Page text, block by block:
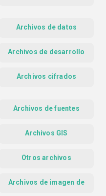
Archivos de datos
Archivos de desarrollo
Archivos cifrados
Archivos de fuentes
Archivos GIS
Otros archivos
Archivos de imagen de